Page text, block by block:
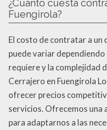
¿Cuánto cuesta
Fuengirola?
El costo de contratar a un
puede variar
requiere y la complejidad
Cerrajero en Fuengirola
ofrecer precios
servicios. Ofrecemos una
para adaptarnos a las